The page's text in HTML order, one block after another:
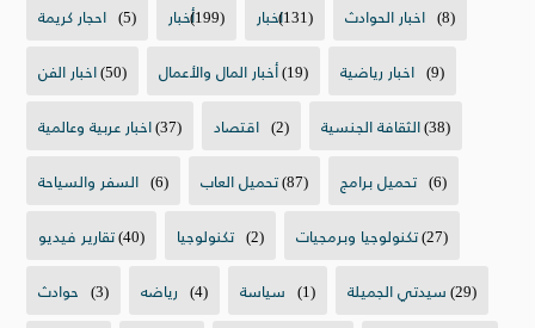
احجار كريمة (5) أخبار(199) اخبار(131) اخبار الحوادث (8)
اخبار الفن(50) أخبار المال والأعمال(19) اخبار رياضية (9)
اخبار عربية وعالمية(37) اقتصاد (2) الثقافة الجنسية(38)
السفر والسياحة (6) تحميل العاب(87) تحميل برامج (6)
تقارير فيديو(40) تكنولوجيا (2) تكنولوجيا وبرمجيات(27)
حوادث (3) رياضه (4) سياسة (1) سيدتي الجميلة(29)